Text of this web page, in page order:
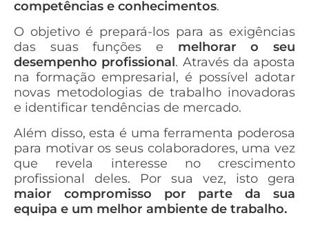
competências e conhecimentos.
O objetivo é prepará-los para as exigências
das suas funções e melhorar o seu
desempenho profissional. Através da aposta
na formação empresarial, é possível adotar
novas metodologias de trabalho inovadoras
e identificar tendências de mercado.
Além disso, esta é uma ferramenta poderosa
para motivar os seus colaboradores, uma vez
que revela interesse no crescimento
profissional deles. Por sua vez, isto gera
maior compromisso por parte da sua
equipa e um melhor ambiente de trabalho.